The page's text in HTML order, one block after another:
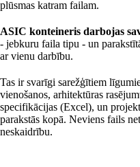
plūsmas katram failam.
ASIC konteineris darbojas
- jebkuru faila tipu - un
ar vienu darbību.
Tas ir svarīgi sarežģītiem
vienošanos, arhitektūras
specifikācijas (Excel), un
parakstās kopā. Neviens fails
neskaidrību.